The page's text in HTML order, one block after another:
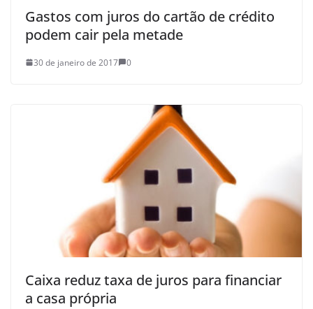
Gastos com juros do cartão de crédito
podem cair pela metade
30 de janeiro de 2017 0
Caixa reduz taxa de juros para financiar
a casa própria